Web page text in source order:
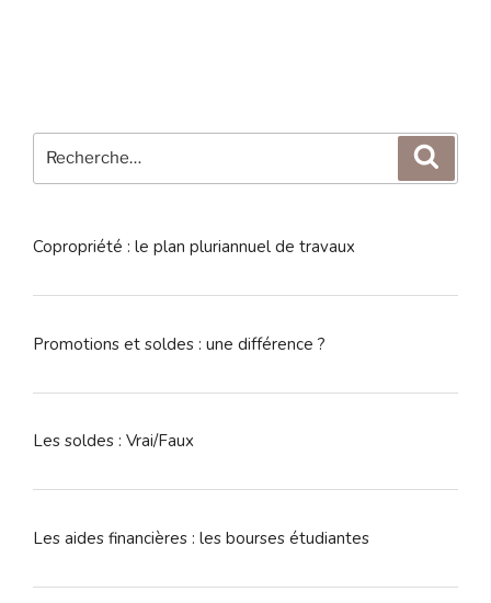
pour
Copropriété : le plan pluriannuel de travaux
Promotions et soldes : une différence ?
Les soldes : Vrai/Faux
Les aides financières : les bourses étudiantes